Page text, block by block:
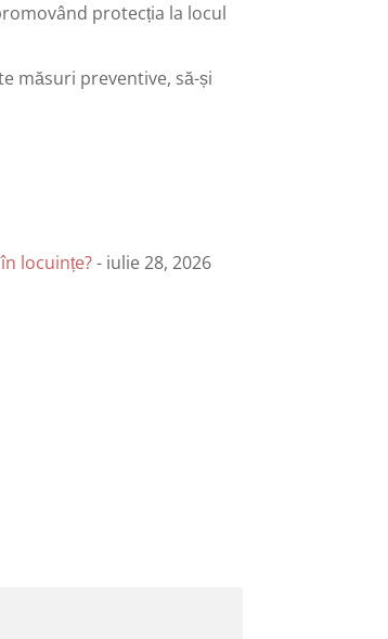
protecția la locul
măsuri preventive, să-și
locuințe?- iulie 28, 2026